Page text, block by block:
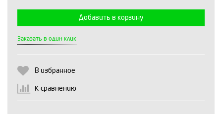
Добавить в корзину
Заказать в один клик
В избранное
К сравнению